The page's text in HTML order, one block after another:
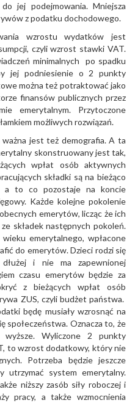
jej podejmowania. Mniejsza
z podatku dochodowego.
wzrostu wydatków jest
czyli wzrost stawki VAT.
minimalnych po spadku
jej podniesienie o 2 punkty
można też potraktować jako
finansów publicznych przez
emerytalnym. Przytoczone
możliwych rozwiązań.
jest też demografia. A ta
skonstruowany jest tak,
wpłat osób aktywnych
składki są na bieżąco
a to co pozostaje na koncie
Każde kolejne pokolenie
emerytów, licząc że ich
składek następnych pokoleń.
emerytalnego, wpłacone
do emerytów. Dzieci rodzi się
i nie ma zapewnionej
czasu emerytów będzie za
z bieżących wpłat osób
ZUS, czyli budżet państwa.
będę musiały wzrosnąć na
społeczeństwa. Oznacza to, że
Wyliczone 2 punkty
to wzrost dodatkowy, który nie
Potrzeba będzie jeszcze
utrzymać system emerytalny.
niższy zasób siły roboczej i
pracy, a także wzmocnienia